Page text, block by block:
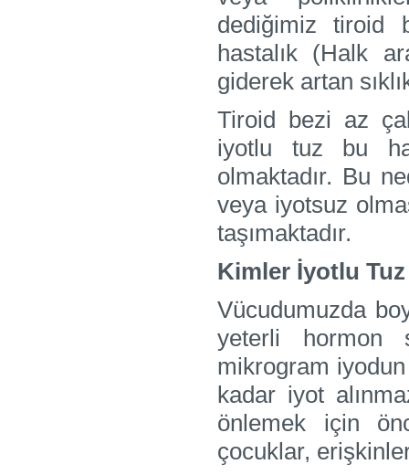
dediğimiz tiroid
hastalık (Halk
giderek artan
Tiroid bezi az
iyotlu tuz bu
olmaktadır. Bu
veya iyotsuz
taşımaktadır.
Kimler İyotlu
Vücudumuzda
yeterli hormon
mikrogram iyodun
kadar iyot
önlemek için
çocuklar,